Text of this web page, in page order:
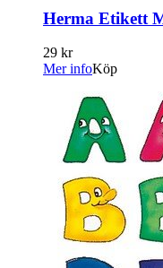
Herma Etikett
29 kr
Mer infoKöp